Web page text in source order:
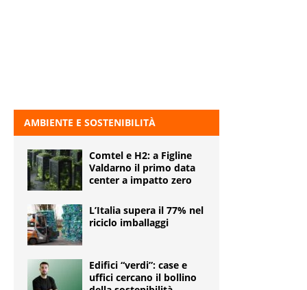
AMBIENTE E SOSTENIBILITÀ
Comtel e H2: a Figline
Valdarno il primo data
center a impatto zero
L’Italia supera il 77% nel
riciclo imballaggi
Edifici “verdi”: case e
uffici cercano il bollino